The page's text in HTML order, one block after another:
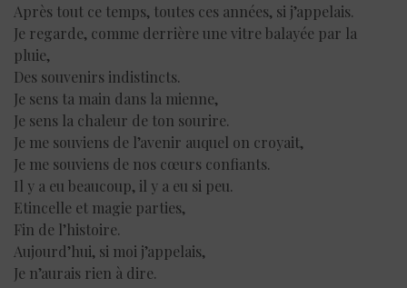
Après tout ce temps, toutes ces années, si j’appelais.
Je regarde, comme derrière une vitre balayée par la
pluie,
Des souvenirs indistincts.
Je sens ta main dans la mienne,
Je sens la chaleur de ton sourire.
Je me souviens de l’avenir auquel on croyait,
Je me souviens de nos cœurs confiants.
Il y a eu beaucoup, il y a eu si peu.
Etincelle et magie parties,
Fin de l’histoire.
Aujourd’hui, si moi j’appelais,
Je n’aurais rien à dire.